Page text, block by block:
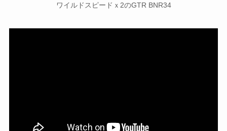
ワイルドスピードｘ2のGTR BNR34